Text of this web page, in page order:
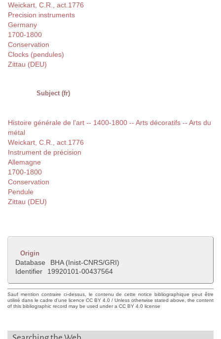
Weickart, C.R., act.1776
Precision instruments
Germany
1700-1800
Conservation
Clocks (pendules)
Zittau (DEU)
Subject (fr)
Histoire générale de l'art -- 1400-1800 -- Arts décoratifs -- Arts du
métal
Weickart, C.R., act.1776
Instrument de précision
Allemagne
1700-1800
Conservation
Pendule
Zittau (DEU)
Origin
Database
BHA (Inist-CNRS/GRI)
Identifier
19920101-00437564
Sauf mention contraire ci-dessus, le contenu de cette notice bibliographique peut être
utilisé dans le cadre d'une licence CC BY 4.0 / Unless otherwise stated above, the content
of this bibliographic record may be used under a CC BY 4.0 license